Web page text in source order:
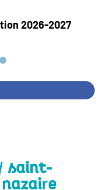
2026-2027
saint-
re